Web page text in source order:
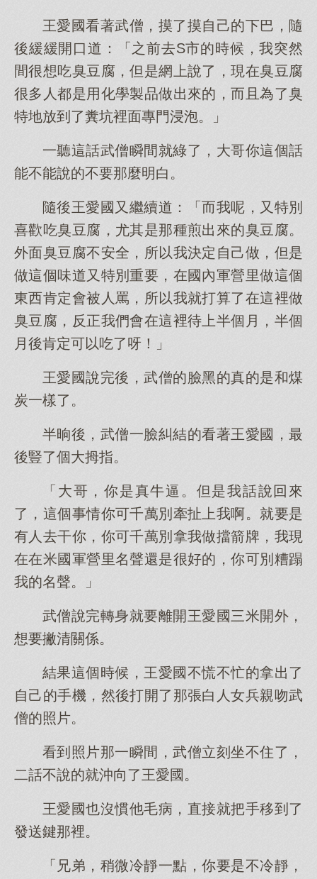
王愛國看著武僧，摸了摸自己的下巴，隨
後緩緩開口道：「之前去S市的時候，我突然
間很想吃臭豆腐，但是網上說了，現在臭豆腐
很多人都是用化學製品做出來的，而且為了臭
特地放到了糞坑裡面專門浸泡。」
一聽這話武僧瞬間就綠了，大哥你這個話
能不能說的不要那麼明白。
隨後王愛國又繼續道：「而我呢，又特別
喜歡吃臭豆腐，尤其是那種煎出來的臭豆腐。
外面臭豆腐不安全，所以我決定自己做，但是
做這個味道又特別重要，在國內軍營里做這個
東西肯定會被人罵，所以我就打算了在這裡做
臭豆腐，反正我們會在這裡待上半個月，半個
月後肯定可以吃了呀！」
王愛國說完後，武僧的臉黑的真的是和煤
炭一樣了。
半晌後，武僧一臉糾結的看著王愛國，最
後豎了個大拇指。
「大哥，你是真牛逼。但是我話說回來
了，這個事情你可千萬別牽扯上我啊。就要是
有人去干你，你可千萬別拿我做擋箭牌，我現
在在米國軍營里名聲還是很好的，你可別糟蹋
我的名聲。」
武僧說完轉身就要離開王愛國三米開外，
想要撇清關係。
結果這個時候，王愛國不慌不忙的拿出了
自己的手機，然後打開了那張白人女兵親吻武
僧的照片。
看到照片那一瞬間，武僧立刻坐不住了，
二話不說的就沖向了王愛國。
王愛國也沒慣他毛病，直接就把手移到了
發送鍵那裡。
「兄弟，稍微冷靜一點，你要是不冷靜，